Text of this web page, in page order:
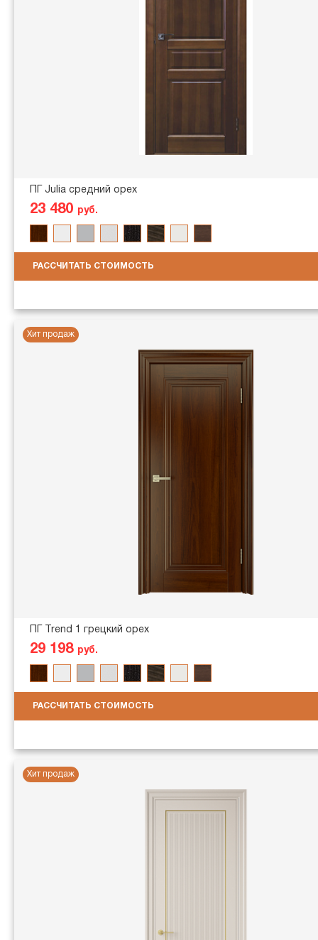
ПГ Julia средний орех
23 480 руб.
РАССЧИТАТЬ СТОИМОСТЬ
Хит продаж
ПГ Trend 1 грецкий орех
29 198 руб.
РАССЧИТАТЬ СТОИМОСТЬ
Хит продаж